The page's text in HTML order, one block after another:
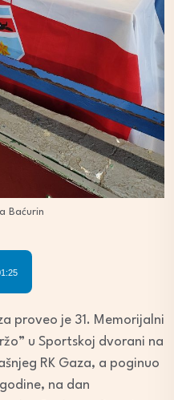
Baćurin
proveo je 31. Memorijalni
u Sportskoj dvorani na
RK Gaza, a poginuo
na dan